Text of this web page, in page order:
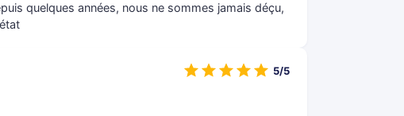
quelques années, nous ne sommes jamais déçu,
5/5